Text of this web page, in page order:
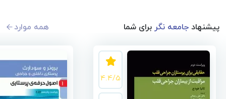
پیشنهادجامعه نگر برای شما همه موارد
4.4/5